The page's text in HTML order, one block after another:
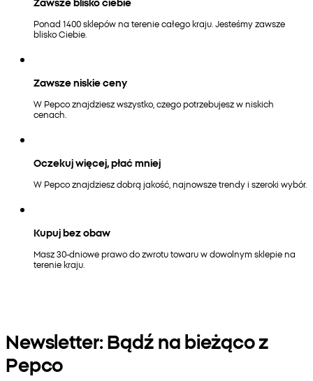
Ponad 1400 sklepów na terenie całego kraju. Jesteśmy zawsze
blisko Ciebie.
Zawsze niskie ceny
W Pepco znajdziesz wszystko, czego potrzebujesz w niskich
cenach.
Oczekuj więcej, płać mniej
W Pepco znajdziesz dobrą jakość, najnowsze trendy i szeroki wybór.
Kupuj bez obaw
Masz 30-dniowe prawo do zwrotu towaru w dowolnym sklepie na
terenie kraju.
Newsletter: Bądź na bieżąco z
Pepco